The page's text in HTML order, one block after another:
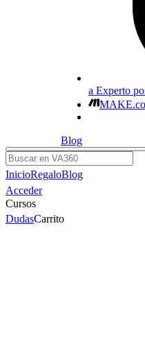
a Experto
Blog
Buscar
InicioRegaloBlog
Acceder
Cursos
DudasCarrito